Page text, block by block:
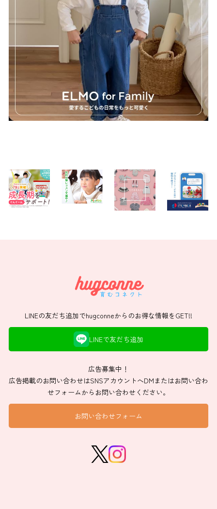
LINEの友だち追加でhugconneからのお得な情報をGET!!
LINEで友だち追加
広告募集中！
広告掲載のお問い合わせはSNSアカウントへDMまたはお問い合わ
せフォームからお問い合わせください。
お問い合わせフォーム